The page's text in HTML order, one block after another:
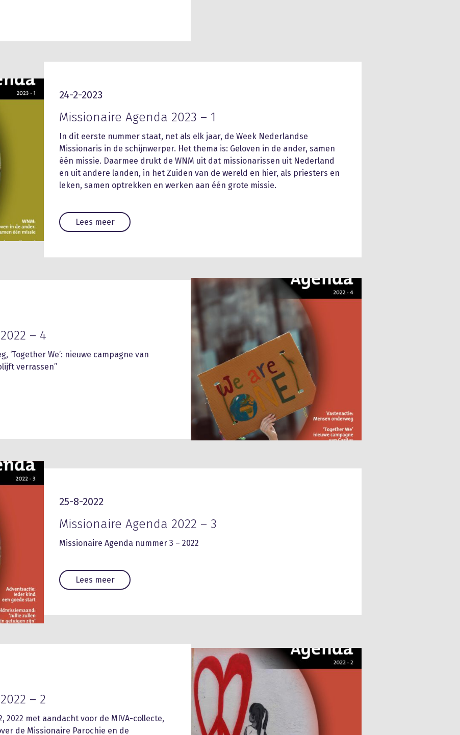
24-2-2023
Missionaire Agenda 2023 – 1
In dit eerste nummer staat, net als elk jaar, de Week Nederlandse
Missionaris in de schijnwerper. Het thema is: Geloven in de ander, samen
één missie. Daarmee drukt de WNM uit dat missionarissen uit Nederland
en uit andere landen, in het Zuiden van de wereld en hier, als priesters en
leken, samen optrekken en werken aan één grote missie.
Lees meer
– 4
‘Together We’: nieuwe campagne van
verrassen”
25-8-2022
Missionaire Agenda 2022 – 3
Missionaire Agenda nummer 3 – 2022
Lees meer
– 2
2022 met aandacht voor de MIVA-collecte,
de Missionaire Parochie en de